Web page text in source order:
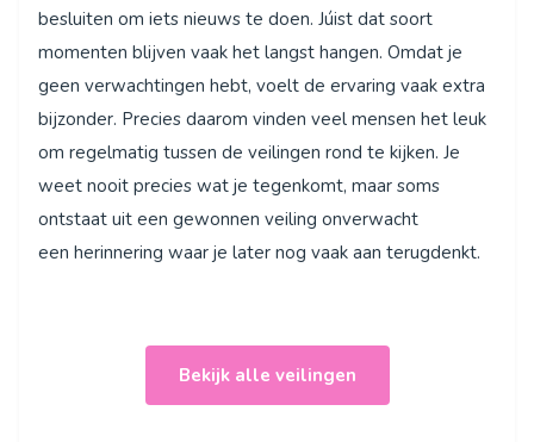
besluiten om iets nieuws te doen. Júist dat soort
momenten blijven vaak het langst hangen. Omdat je
geen verwachtingen hebt, voelt de ervaring vaak extra
bijzonder. Precies daarom vinden veel mensen het leuk
om regelmatig tussen de veilingen rond te kijken. Je
weet nooit precies wat je tegenkomt, maar soms
ontstaat uit een gewonnen veiling onverwacht
een herinnering waar je later nog vaak aan terugdenkt.
Bekijk alle veilingen